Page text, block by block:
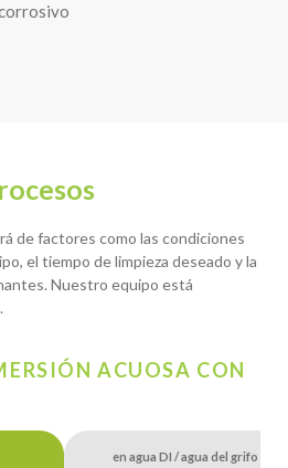
de factores como las condiciones
el tiempo de limpieza deseado y la
Nuestro equipo está
ACUOSA CON
en agua DI / agua del grifo